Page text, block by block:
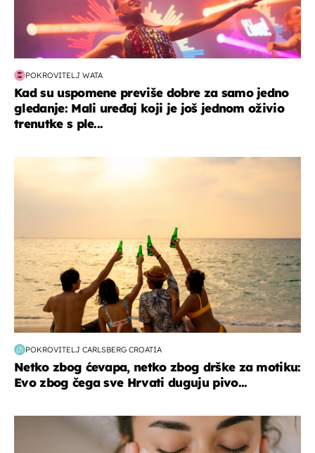
POKROVITELJ WATA
Kad su uspomene previše dobre za samo jedno
gledanje: Mali uređaj koji je još jednom oživio
trenutke s ple...
POKROVITELJ CARLSBERG CROATIA
Netko zbog ćevapa, netko zbog drške za motiku:
Evo zbog čega sve Hrvati duguju pivo...
moda & ljepota